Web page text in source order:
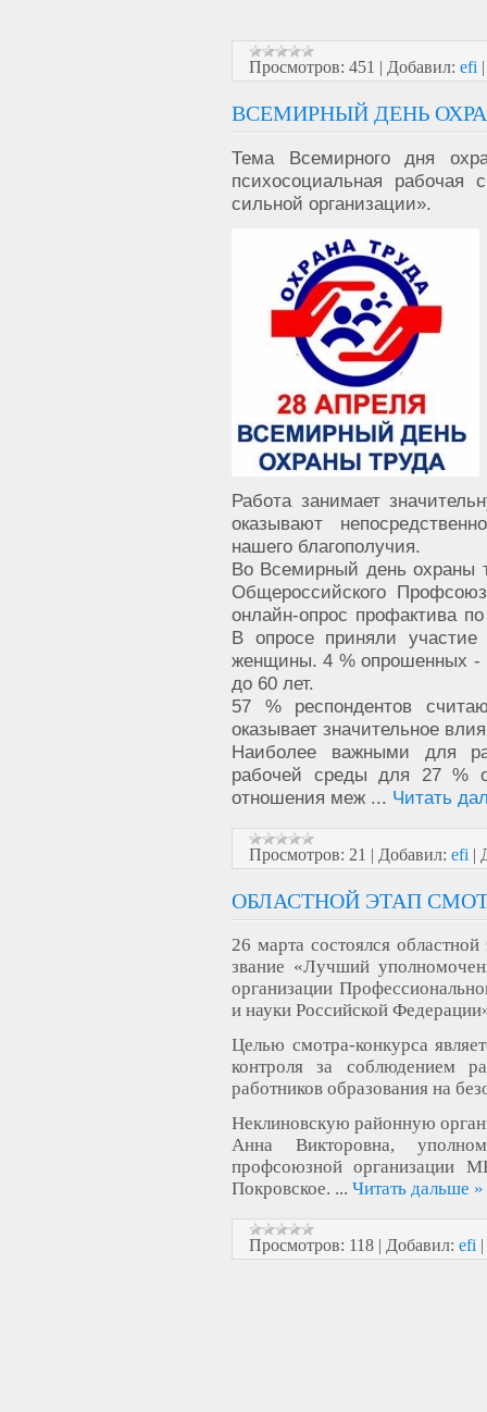
Просмотров: 451 | Добавил: efi
ВСЕМИРНЫЙ ДЕНЬ
Тема Всемирного дня
психосоциальная рабочая
сильной организации».
Работа занимает
оказывают
нашего благополучия.
Во Всемирный день охраны
Общероссийского
онлайн-опрос профактива
В опросе приняли
женщины. 4 % опрошенных -
до 60 лет.
57 % респондентов
оказывает значительное
Наиболее важными для
рабочей среды для 27 %
отношения меж ... Читать
Просмотров: 21 | Добавил: efi |
ОБЛАСТНОЙ ЭТАП
26 марта состоялся
звание «Лучший
организации
и науки Российской
Целью смотра-конкурса
контроля за соблюдением
работников образования на
Неклиновскую районную
Анна Викторовна,
профсоюзной организации
Покровское. ... Читать дальше »
Просмотров: 118 | Добавил: efi |